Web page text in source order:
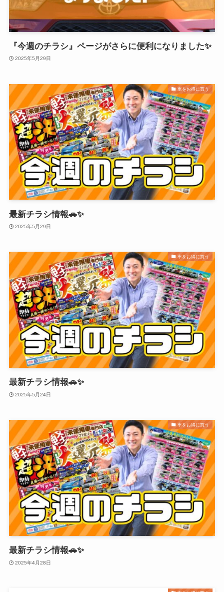
『今週のチラシ』ページがさらに便利になりました✨
2025年5月29日
車をお得に買う
最新チラシ情報🚗✨
2025年5月29日
車をお得に買う
最新チラシ情報🚗✨
2025年5月24日
車をお得に買う
最新チラシ情報🚗✨
2025年4月28日